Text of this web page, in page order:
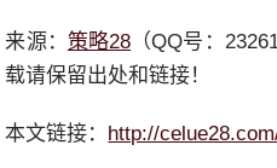
来源： 策略28 （QQ号：
载请保留出处和链接！
本文链接： http://